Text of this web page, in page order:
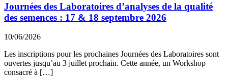
Journées des Laboratoires d’analyses de la qualité
des semences : 17 & 18 septembre 2026
10/06/2026
Les inscriptions pour les prochaines Journées des Laboratoires sont
ouvertes jusqu’au 3 juillet prochain. Cette année, un Workshop
consacré à […]